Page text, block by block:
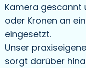
Kamera gescannt
oder Kronen an
eingesetzt.
Unser
sorgt darüber